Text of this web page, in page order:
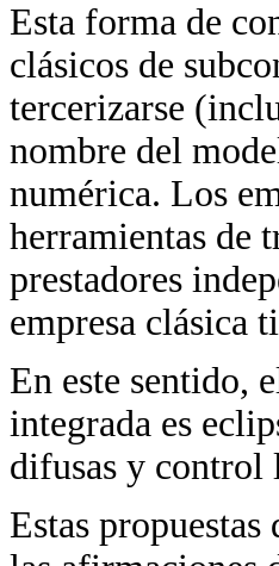
Esta forma de
clásicos de
tercerizarse
nombre del
numérica. Los
herramientas de
prestadores
empresa clásica
En este sentido,
integrada es
difusas y control
Estas